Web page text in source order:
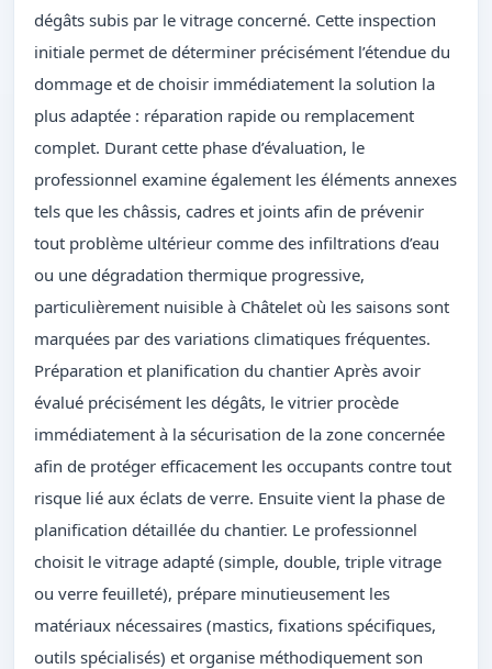
dégâts subis par le vitrage concerné. Cette inspection
initiale permet de déterminer précisément l’étendue du
dommage et de choisir immédiatement la solution la
plus adaptée : réparation rapide ou remplacement
complet. Durant cette phase d’évaluation, le
professionnel examine également les éléments annexes
tels que les châssis, cadres et joints afin de prévenir
tout problème ultérieur comme des infiltrations d’eau
ou une dégradation thermique progressive,
particulièrement nuisible à Châtelet où les saisons sont
marquées par des variations climatiques fréquentes.
Préparation et planification du chantier Après avoir
évalué précisément les dégâts, le vitrier procède
immédiatement à la sécurisation de la zone concernée
afin de protéger efficacement les occupants contre tout
risque lié aux éclats de verre. Ensuite vient la phase de
planification détaillée du chantier. Le professionnel
choisit le vitrage adapté (simple, double, triple vitrage
ou verre feuilleté), prépare minutieusement les
matériaux nécessaires (mastics, fixations spécifiques,
outils spécialisés) et organise méthodiquement son